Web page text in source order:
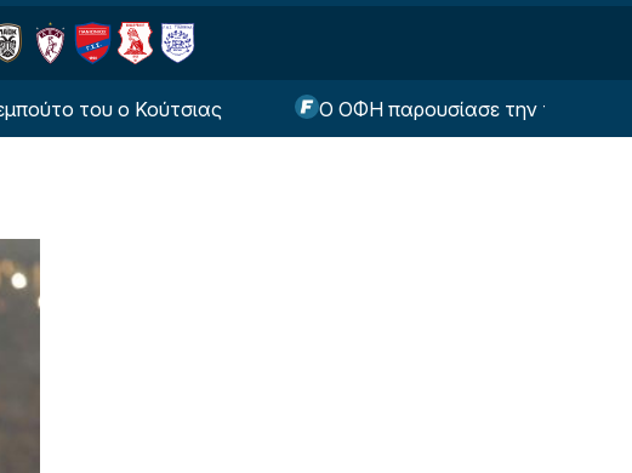
ο Κούτσιας O OΦΗ παρουσίασε την τρίτη του